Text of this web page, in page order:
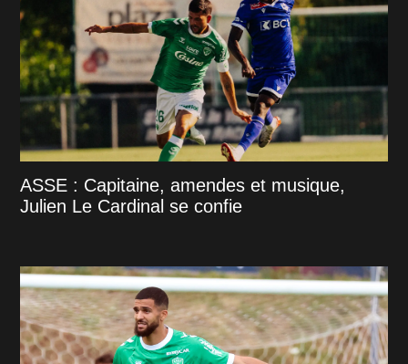
ASSE : Capitaine, amendes et musique,
Julien Le Cardinal se confie